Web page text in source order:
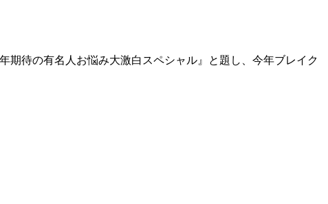
期待の有名人お悩み大激白スペシャル』と題し、今年ブレイク